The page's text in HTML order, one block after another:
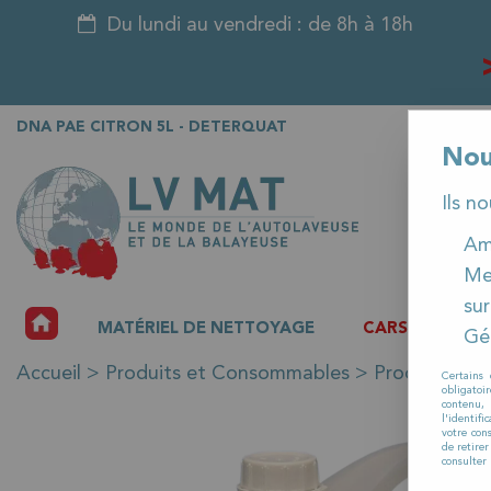
Du lundi au vendredi : de 8h à 18h
DNA PAE CITRON 5L - DETERQUAT
ACCUEILMATÉRIEL DE NETTOYAGE CARSAT
Accueil > Produits et Consommables > Produits de
Ils
Certains
contenu,
votre
de retirer
consulter